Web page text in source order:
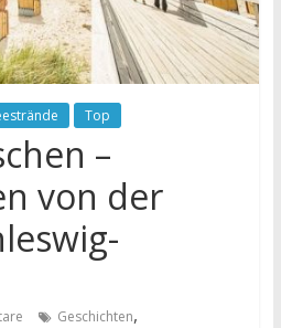
Top
–
von der
Geschichten,